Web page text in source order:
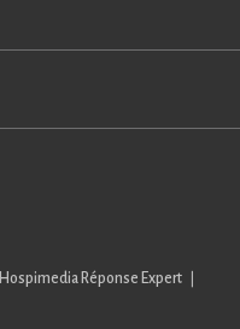
Hospimedia Réponse Expert